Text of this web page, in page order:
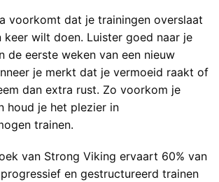
voorkomt dat je trainingen overslaat
keer wilt doen. Luister goed naar je
de eerste weken van een nieuw
je merkt dat je vermoeid raakt of
dan extra rust. Zo voorkom je
houd je het plezier in
trainen.
van Strong Viking ervaart 60% van
en gestructureerd trainen